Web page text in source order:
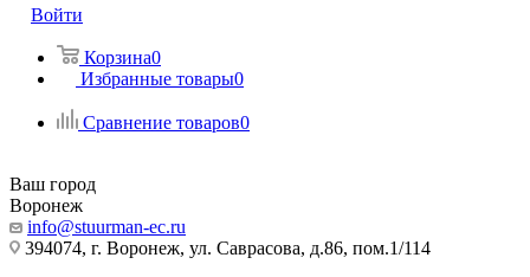
Войти
Корзина0
Избранные товары0
Сравнение товаров0
Ваш город
Воронеж
info@stuurman-ec.ru
394074, г. Воронеж, ул. Саврасова, д.86, пом.1/114